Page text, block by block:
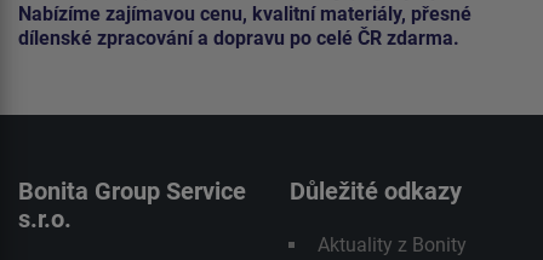
Nabízíme zajímavou cenu, kvalitní materiály, přesné
dílenské zpracování a dopravu po celé ČR zdarma.
Bonita Group Service
s.r.o.
Důležité odkazy
Aktuality z Bonity